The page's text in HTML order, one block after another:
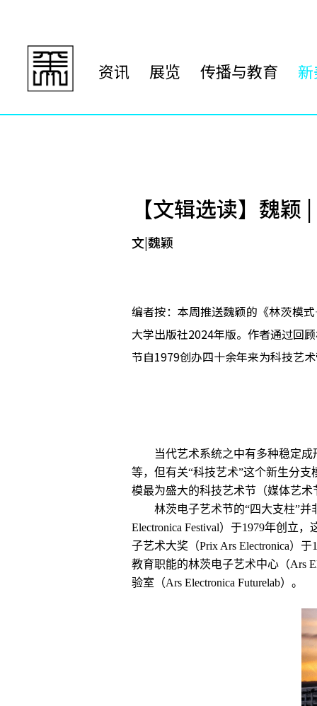
资讯 展览 传播与教育
【文辑选读】魏
文|魏颖
编者按：本周推送魏颖的《林茨模
大学出版社2024年版。作者通过回
节自1979创办四十余年来为科技艺
当代艺术系统之中有多种稳定
等，但有关“科技艺术”这个新生分
模最为盛大的科技艺术节（媒体艺
林茨电子艺术节的“四大支柱”
Electronica Festival）于1979年创立
子艺术大奖（Prix Ars Electronica）
教育职能的林茨电子艺术中心（Ars
验室（Ars Electronica Futurelab）。